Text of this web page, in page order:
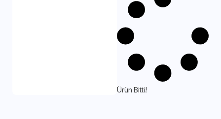
Ürün Bitti!